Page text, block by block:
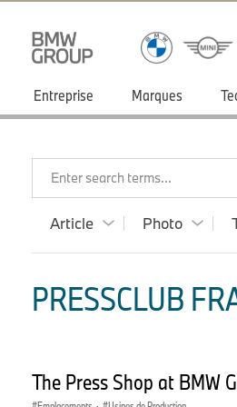
Entreprise Marques
Enter search terms...
Article Photo
PRESSCLUB
The Press Shop at BMW